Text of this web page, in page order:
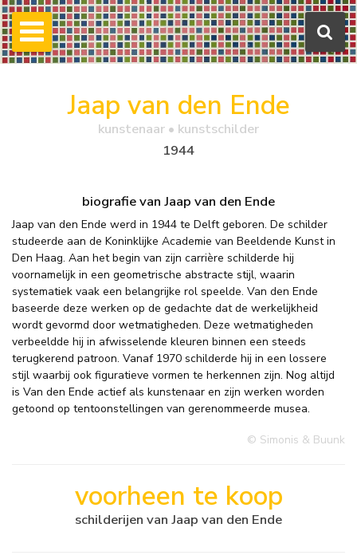
Jaap van den Ende
kunstenaar • kunstschilder
1944
biografie van Jaap van den Ende
Jaap van den Ende werd in 1944 te Delft geboren. De schilder
studeerde aan de Koninklijke Academie van Beeldende Kunst in
Den Haag. Aan het begin van zijn carrière schilderde hij
voornamelijk in een geometrische abstracte stijl, waarin
systematiek vaak een belangrijke rol speelde. Van den Ende
baseerde deze werken op de gedachte dat de werkelijkheid
wordt gevormd door wetmatigheden. Deze wetmatigheden
verbeeldde hij in afwisselende kleuren binnen een steeds
terugkerend patroon. Vanaf 1970 schilderde hij in een lossere
stijl waarbij ook figuratieve vormen te herkennen zijn. Nog altijd
is Van den Ende actief als kunstenaar en zijn werken worden
getoond op tentoonstellingen van gerenommeerde musea.
© Simonis & Buunk
voorheen te koop
schilderijen van Jaap van den Ende